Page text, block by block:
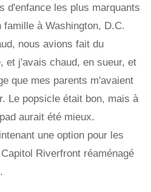
d'enfance les plus marquants
à Washington, D.C.
nous avions fait du
et j'avais chaud, en sueur, et
que mes parents m'avaient
Le popsicle était bon, mais à
aurait été mieux.
une option pour les
Riverfront réaménagé